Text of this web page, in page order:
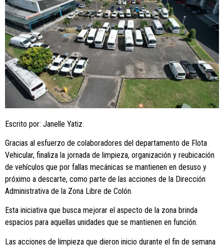
Escrito por: Janelle Yatiz.
Gracias al esfuerzo de colaboradores del departamento de Flota
Vehicular, finaliza la jornada de limpieza, organización y reubicación
de vehículos que por fallas mecánicas se mantienen en desuso y
próximo a descarte, como parte de las acciones de la Dirección
Administrativa de la Zona Libre de Colón.
Esta iniciativa que busca mejorar el aspecto de la zona brinda
espacios para aquellas unidades que se mantienen en función.
Las acciones de limpieza que dieron inicio durante el fin de semana